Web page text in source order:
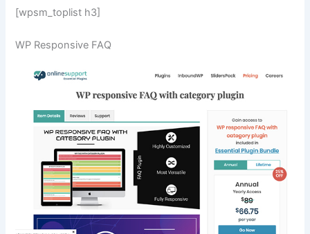
[wpsm_toplist h3]
WP Responsive FAQ